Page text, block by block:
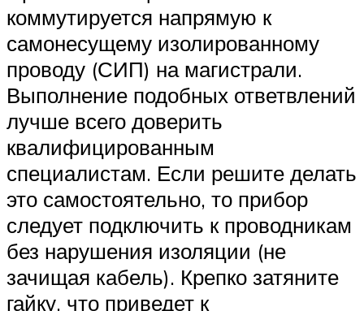
коммутируется напрямую к
самонесущему изолированному
проводу (СИП) на магистрали.
Выполнение подобных ответвлений
лучше всего доверить
квалифицированным
специалистам. Если решите делать
это самостоятельно, то прибор
следует подключить к проводникам
без нарушения изоляции (не
зачищая кабель). Крепко затяните
гайку, что приведет к